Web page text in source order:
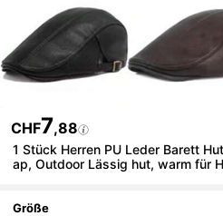
CHF7,88
1 Stück Herren PU Leder Barett
ap, Outdoor Lässig hut, warm für
Größe